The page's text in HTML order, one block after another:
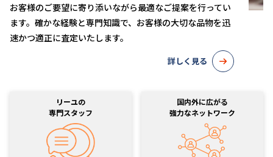
お客様のご要望に寄り添いながら最適なご提案を行ってい
ます。確かな経験と専門知識で、お客様の大切な品物を迅
速かつ適正に査定いたします。
詳しく見る
リーユの
専門スタッフ
国内外に広がる
強力なネットワーク